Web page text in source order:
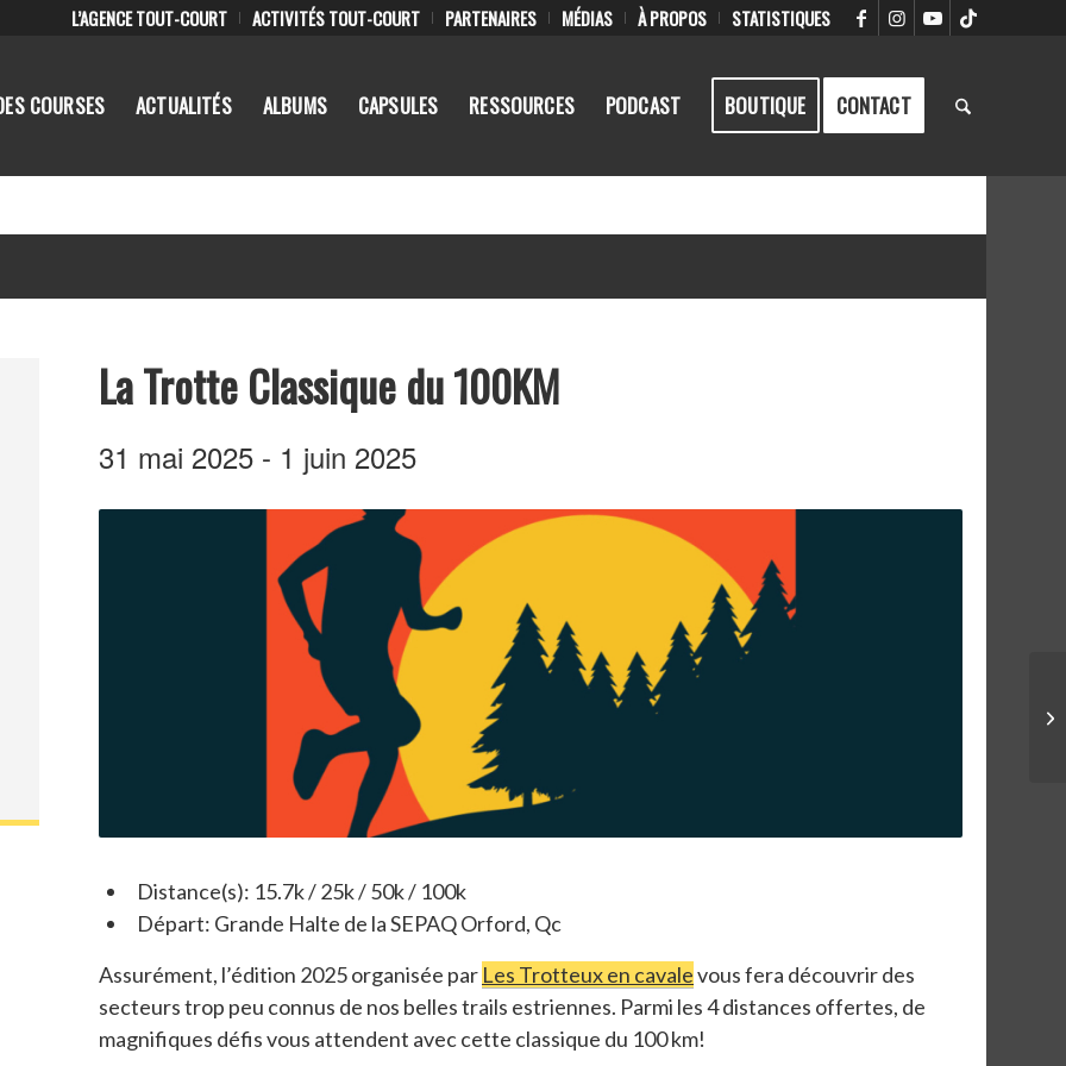
L’AGENCE TOUT-COURT ACTIVITÉS TOUT-COURT PARTENAIRES MÉDIAS À PROPOS STATISTIQUES
COURSES ACTUALITÉS ALBUMS CAPSULES RESSOURCES PODCAST BOUTIQUE CONTACT
La Trotte Classique du 100KM
31 mai 2025 - 1 juin 2025
Distance(s): 15.7k / 25k / 50k / 100k
Départ: Grande Halte de la SEPAQ Orford, Qc
Assurément, l’édition 2025 organisée par Les Trotteux en cavalevous fera découvrir des
secteurs trop peu connus de nos belles trails estriennes. Parmi les 4 distances offertes, de
magnifiques défis vous attendent avec cette classique du 100 km!